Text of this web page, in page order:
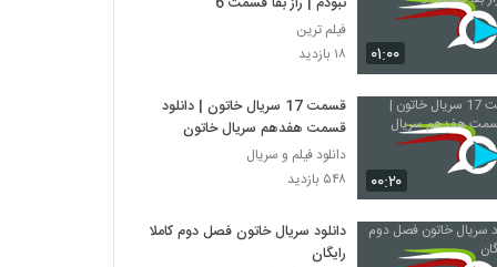
۰۱:۰۰
فیلم ترین
۱۸ بازدید
۰۰:۲۰
قسمت 17 سریال خاتون | دانلود
قسمت هفدهم سریال خاتون
دانلود فیلم و سریال
۵۴۸ بازدید
دانلود سریال خاتون فصل دوم کاملا
رایگان